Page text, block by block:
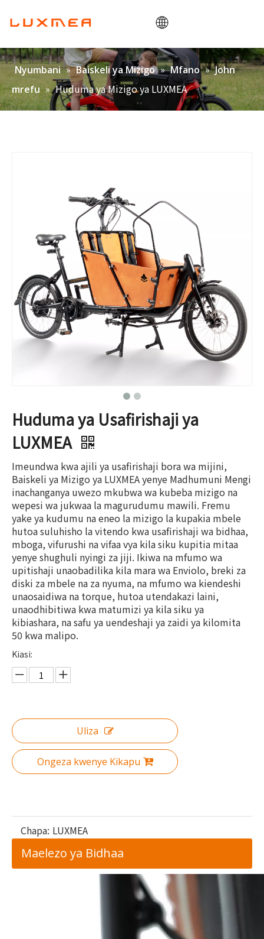
Nyumbani
Kampuni
Baiskeli ya mizigo
Nyumbani » Baiskeli ya Mizigo » Mfano » John
mrefu » Huduma ya Mizigo ya LUXMEA
Huduma ya Usafirishaji ya
LUXMEA
Imeundwa kwa ajili ya usafirishaji bora wa mijini,
Baiskeli ya Mizigo ya LUXMEA yenye Madhumuni Mengi
inachanganya uwezo mkubwa wa kubeba mizigo na
wepesi wa jukwaa la magurudumu mawili. Fremu
yake ya kudumu na eneo la mizigo la kupakia mbele
hutoa suluhisho la vitendo kwa usafirishaji wa bidhaa,
mboga, vifurushi na vifaa vya kila siku kupitia mitaa
yenye shughuli nyingi za jiji. Ikiwa na mfumo wa
upitishaji unaobadilika kila mara wa Enviolo, breki za
diski za mbele na za nyuma, na mfumo wa kiendeshi
unaosaidiwa na torque, hutoa utendakazi laini,
unaodhibitiwa kwa matumizi ya kila siku ya
kibiashara, na safu ya uendeshaji ya zaidi ya kilomita
50 kwa malipo.
Kiasi:
Uliza
Ongeza kwenye Kikapu
Chapa: LUXMEA
Maelezo ya Bidhaa